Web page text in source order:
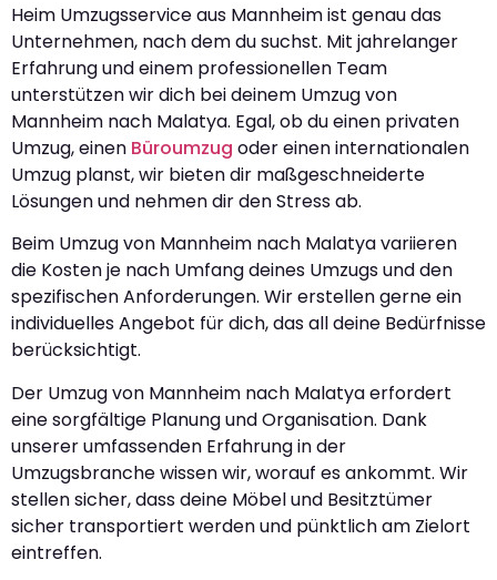
Heim Umzugsservice aus Mannheim ist genau das
Unternehmen, nach dem du suchst. Mit jahrelanger
Erfahrung und einem professionellen Team
unterstützen wir dich bei deinem Umzug von
Mannheim nach Malatya. Egal, ob du einen privaten
Umzug, einen Büroumzug oder einen internationalen
Umzug planst, wir bieten dir maßgeschneiderte
Lösungen und nehmen dir den Stress ab.
Beim Umzug von Mannheim nach Malatya variieren
die Kosten je nach Umfang deines Umzugs und den
spezifischen Anforderungen. Wir erstellen gerne ein
individuelles Angebot für dich, das all deine Bedürfnisse
berücksichtigt.
Der Umzug von Mannheim nach Malatya erfordert
eine sorgfältige Planung und Organisation. Dank
unserer umfassenden Erfahrung in der
Umzugsbranche wissen wir, worauf es ankommt. Wir
stellen sicher, dass deine Möbel und Besitztümer
sicher transportiert werden und pünktlich am Zielort
eintreffen.